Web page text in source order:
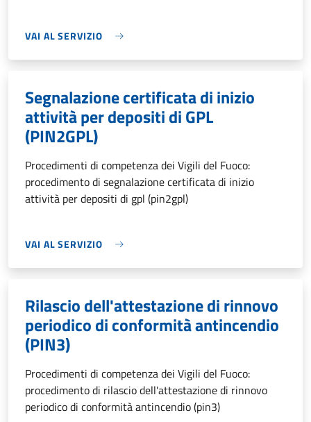
VAI AL SERVIZIO
Segnalazione certificata di inizio
attività per depositi di GPL
(PIN2GPL)
Procedimenti di competenza dei Vigili del Fuoco:
procedimento di segnalazione certificata di inizio
attività per depositi di gpl (pin2gpl)
VAI AL SERVIZIO
Rilascio dell'attestazione di rinnovo
periodico di conformità antincendio
(PIN3)
Procedimenti di competenza dei Vigili del Fuoco:
procedimento di rilascio dell'attestazione di rinnovo
periodico di conformità antincendio (pin3)